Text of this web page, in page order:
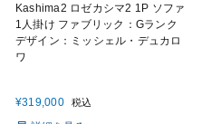
Kashima2 ロゼカシマ2 1P ソファ
1人掛け ファブリック：Gランク
デザイン：ミッシェル・デュカロ
ワ
¥319,000 税込